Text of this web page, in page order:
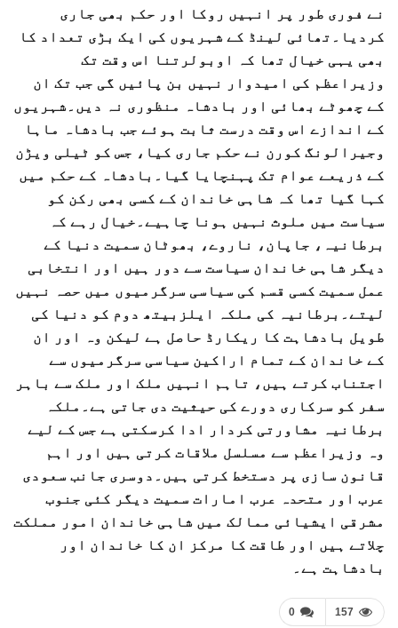
نے فوری طور پر انہیں روکا اور حکم بھی جاری
کردیا۔تھائی لینڈ کے شہریوں کی ایک بڑی تعداد کا
بھی یہی خیال تھا کہ اوبولرتنا اس وقت تک
وزیراعظم کی امیدوار نہیں بن پائیں گی جب تک ان
کے چھوٹے بھائی اور بادشاہ منظوری نہ دیں۔شہریوں
کے اندازے اس وقت درست ثابت ہوئے جب بادشاہ ماہا
وجیرالونگ کورن نے حکم جاری کیا، جس کو ٹیلی ویڑن
کے ذریعے عوام تک پہنچایا گیا۔بادشاہ کے حکم میں
کہا گیا تھا کہ شاہی خاندان کے کسی بھی رکن کو
سیاست میں ملوث نہیں ہونا چاہیے۔خیال رہے کہ
برطانیہ، جاپان، ناروے، بھوٹان سمیت دنیا کے
دیگر شاہی خاندان سیاست سے دور ہیں اور انتخابی
عمل سمیت کسی قسم کی سیاسی سرگرمیوں میں حصہ نہیں
لیتے۔برطانیہ کی ملکہ ایلزبیتھ دوم کو دنیا کی
طویل بادشاہت کا ریکارڈ حاصل ہے لیکن وہ اور ان
کے خاندان کے تمام اراکین سیاسی سرگرمیوں سے
اجتناب کرتے ہیں، تاہم انہیں ملک اور ملک سے باہر
سفر کو سرکاری دورے کی حیثیت دی جاتی ہے۔ملکہ
برطانیہ مشاورتی کردار ادا کرسکتی ہے جس کے لیے
وہ وزیراعظم سے مسلسل ملاقات کرتی ہیں اور اہم
قانون سازی پر دستخط کرتی ہیں۔دوسری جانب سعودی
عرب اور متحدہ عرب امارات سمیت دیگر کئی جنوب
مشرقی ایشیائی ممالک میں شاہی خاندان امور مملکت
چلاتے ہیں اور طاقت کا مرکز ان کا خاندان اور
بادشاہت ہے۔
0 157